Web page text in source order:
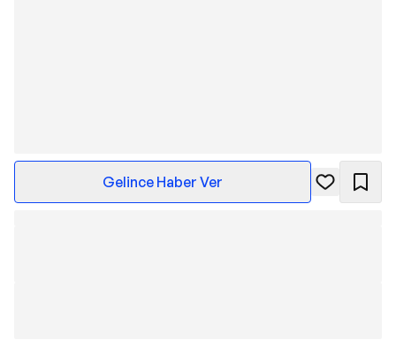
Gelince Haber Ver